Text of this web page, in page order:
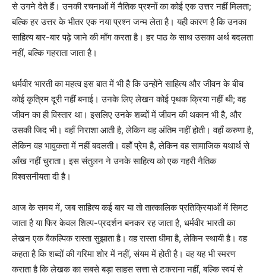
से उगने देते हैं। उनकी रचनाओं में नैतिक प्रश्नों का कोई एक उत्तर नहीं मिलता;
बल्कि हर उत्तर के भीतर एक नया प्रश्न जन्म लेता है। यही कारण है कि उनका
साहित्य बार-बार पढ़े जाने की माँग करता है। हर पाठ के साथ उसका अर्थ बदलता
नहीं, बल्कि गहराता जाता है।
धर्मवीर भारती का महत्व इस बात में भी है कि उन्होंने साहित्य और जीवन के बीच
कोई कृत्रिम दूरी नहीं बनाई। उनके लिए लेखन कोई पृथक क्रिया नहीं थी; वह
जीवन का ही विस्तार था। इसलिए उनके शब्दों में जीवन की थकान भी है, और
उसकी जिद भी। वहाँ निराशा आती है, लेकिन वह अंतिम नहीं होती। वहाँ करुणा है,
लेकिन वह भावुकता में नहीं बदलती। वहाँ प्रेम है, लेकिन वह सामाजिक यथार्थ से
आँख नहीं चुराता। इस संतुलन ने उनके साहित्य को एक गहरी नैतिक
विश्वसनीयता दी है।
आज के समय में, जब साहित्य कई बार या तो तात्कालिक प्रतिक्रियाओं में सिमट
जाता है या फिर केवल शिल्प-प्रदर्शन बनकर रह जाता है, धर्मवीर भारती का
लेखन एक वैकल्पिक रास्ता सुझाता है। वह रास्ता धीमा है, लेकिन स्थायी है। वह
कहता है कि शब्दों की गरिमा शोर में नहीं, संयम में होती है। वह यह भी स्मरण
कराता है कि लेखक का सबसे बड़ा साहस सत्ता से टकराना नहीं, बल्कि स्वयं से